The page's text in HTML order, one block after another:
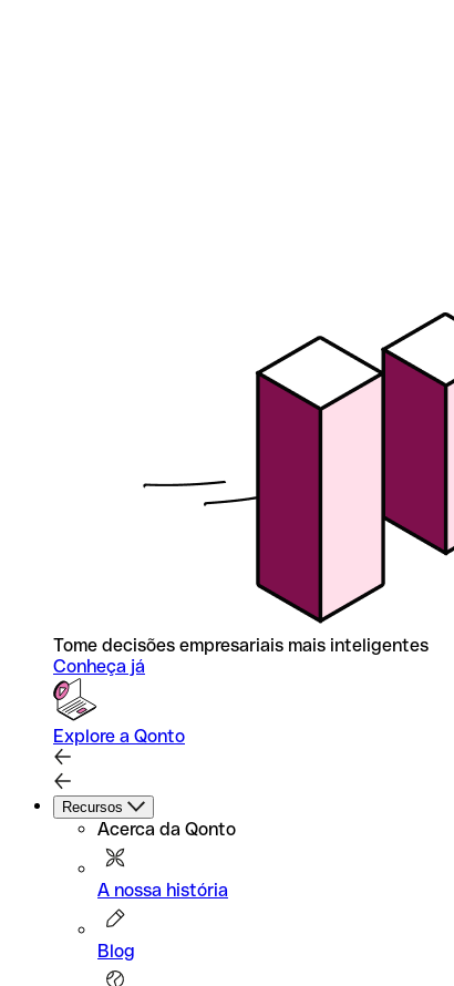
Tome decisões empresariais mais inteligentes
Conheça já
Explore a Qonto
Recursos
Acerca da Qonto
A nossa história
Blog